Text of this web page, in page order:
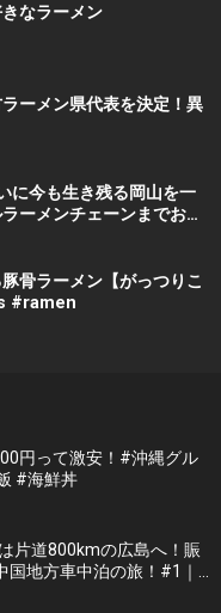
なラーメン
ラーメン県代表を決定！異
に今も生き残る岡山を一
ーメンチェーンまでお昼
骨ラーメン【がっつりこ
#ramen
円って激安！#沖縄グル
#海鮮丼
片道800kmの広島へ！賑
国地方車中泊の旅！#1｜
絶賛のご当地ラーメン｜